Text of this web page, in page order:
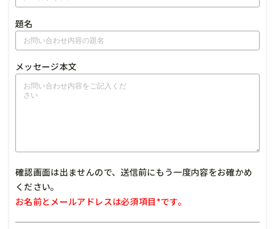
題名
メッセージ本文
確認画面は出ませんので、送信前にもう一度内容をお確かめ
ください。
お名前とメールアドレスは必須項目*です。